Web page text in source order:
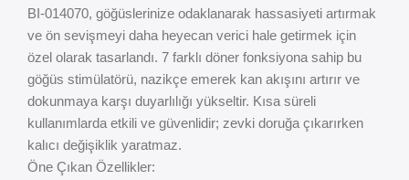
BI-014070, göğüslerinize odaklanarak hassasiyeti artırmak
ve ön sevişmeyi daha heyecan verici hale getirmek için
özel olarak tasarlandı. 7 farklı döner fonksiyona sahip bu
göğüs stimülatörü, nazikçe emerek kan akışını artırır ve
dokunmaya karşı duyarlılığı yükseltir. Kısa süreli
kullanımlarda etkili ve güvenlidir; zevki doruğa çıkarırken
kalıcı değişiklik yaratmaz.
Öne Çıkan Özellikler: